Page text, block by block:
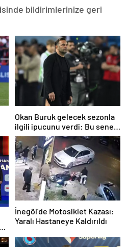
bildirimlerinize geri
Okan Buruk gelecek sezonla
ilgili ipucunu verdi: Bu sene
3, seneye de 4
İnegöl’de Motosiklet Kazası:
Yaralı Hastaneye Kaldırıldı